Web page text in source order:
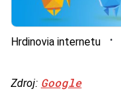
Hrdinovia internetu •
Zdroj: Google